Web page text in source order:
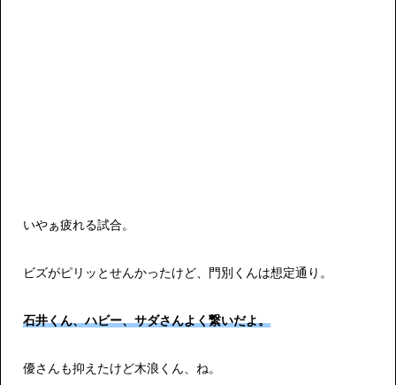
いやぁ疲れる試合。
ビズがピリッとせんかったけど、門別くんは想定通り。
石井くん、ハビー、サダさんよく繋いだよ。
優さんも抑えたけど木浪くん、ね。